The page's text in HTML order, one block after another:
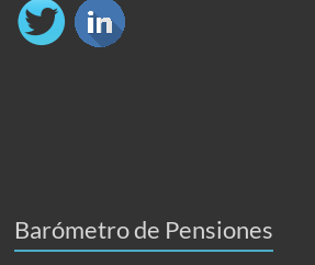
Barómetro de Pensiones